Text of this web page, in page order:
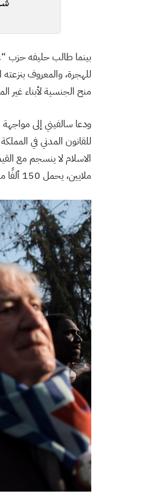
بينما طالب حليفه حزب
للهجرة، والمعروف
منح الجنسية لأبناء غير
للقانون المدني في
ملايين، يحمل 150 ألفًا منهم الجنسية الإيطالية، فيما يتمتع الباقون بإقامات قانونية